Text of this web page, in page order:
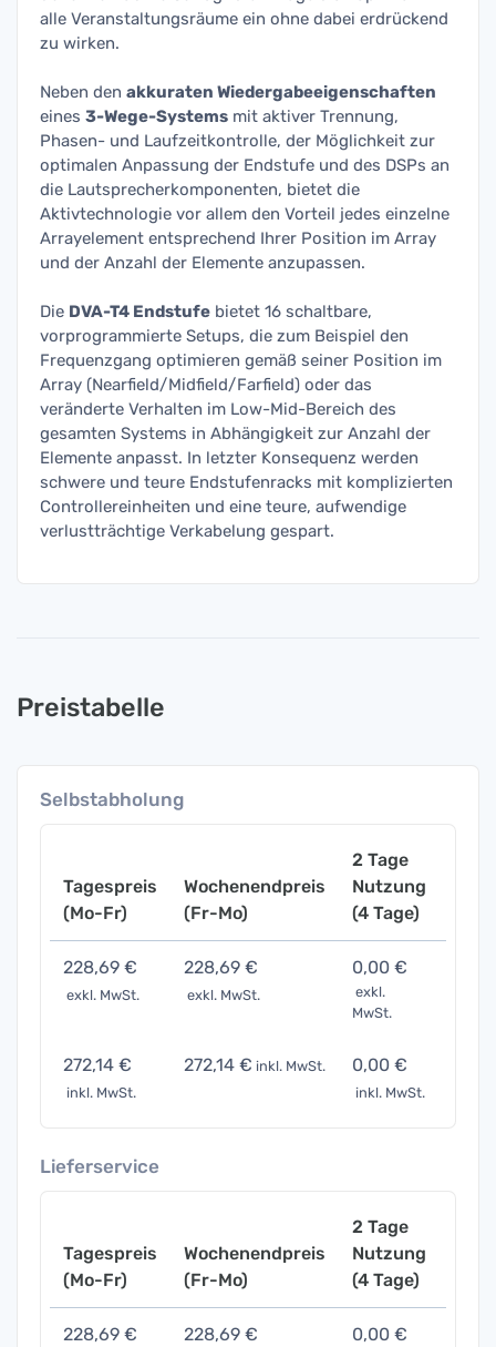
alle Veranstaltungsräume ein ohne dabei erdrückend
zu wirken.
Neben den akkuraten Wiedergabeeigenschaften
eines 3-Wege-Systems mit aktiver Trennung,
Phasen- und Laufzeitkontrolle, der Möglichkeit zur
optimalen Anpassung der Endstufe und des DSPs an
die Lautsprecherkomponenten, bietet die
Aktivtechnologie vor allem den Vorteil jedes einzelne
Arrayelement entsprechend Ihrer Position im Array
und der Anzahl der Elemente anzupassen.
Die DVA-T4 Endstufe bietet 16 schaltbare,
vorprogrammierte Setups, die zum Beispiel den
Frequenzgang optimieren gemäß seiner Position im
Array (Nearfield/Midfield/Farfield) oder das
veränderte Verhalten im Low-Mid-Bereich des
gesamten Systems in Abhängigkeit zur Anzahl der
Elemente anpasst. In letzter Konsequenz werden
schwere und teure Endstufenracks mit komplizierten
Controllereinheiten und eine teure, aufwendige
verlustträchtige Verkabelung gespart.
Preistabelle
Selbstabholung
Tagespreis
(Mo-Fr)
Wochenendpreis
(Fr-Mo)
2 Tage
Nutzung
(4 Tage)
228,69 €
exkl. MwSt.
228,69 €
exkl. MwSt.
0,00 €
exkl.
MwSt.
272,14 €
inkl. MwSt.
272,14 € inkl. MwSt. 0,00 €
inkl. MwSt.
Lieferservice
Tagespreis
(Mo-Fr)
Wochenendpreis
(Fr-Mo)
2 Tage
Nutzung
(4 Tage)
228,69 € 228,69 € 0,00 €